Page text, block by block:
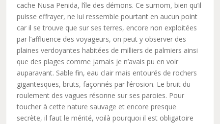
cache Nusa Penida, l’île des démons. Ce surnom, bien qu’il
puisse effrayer, ne lui ressemble pourtant en aucun point
car il se trouve que sur ses terres, encore non exploitées
par l’affluence des voyageurs, on peut y observer des
plaines verdoyantes habitées de milliers de palmiers ainsi
que des plages comme jamais je n’avais pu en voir
auparavant. Sable fin, eau clair mais entourés de rochers
gigantesques, bruts, façonnés par l’érosion. Le bruit du
roulement des vagues résonne sur ses paroies. Pour
toucher à cette nature sauvage et encore presque
secrète, il faut le mérité, voilà pourquoi il est obligatoire